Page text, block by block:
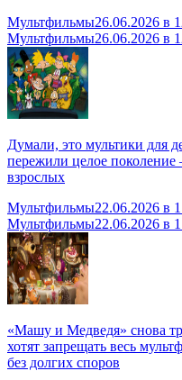
Мультфильмы26.06.2026 в
Мультфильмы26.06.2026 в
Думали, это мультики для
пережили целое
взрослых
Мультфильмы22.06.2026 в
Мультфильмы22.06.2026 в
«Машу и Медведя» снова
хотят запрещать весь
без долгих споров